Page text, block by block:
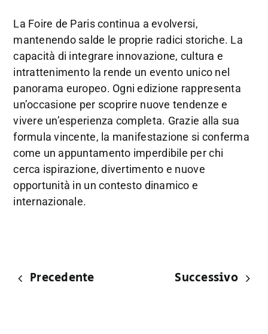
La Foire de Paris continua a evolversi,
mantenendo salde le proprie radici storiche. La
capacità di integrare innovazione, cultura e
intrattenimento la rende un evento unico nel
panorama europeo. Ogni edizione rappresenta
un’occasione per scoprire nuove tendenze e
vivere un’esperienza completa. Grazie alla sua
formula vincente, la manifestazione si conferma
come un appuntamento imperdibile per chi
cerca ispirazione, divertimento e nuove
opportunità in un contesto dinamico e
internazionale.
Precedente Successivo